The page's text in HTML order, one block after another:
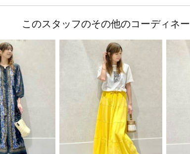
このスタッフのその他のコーディネー